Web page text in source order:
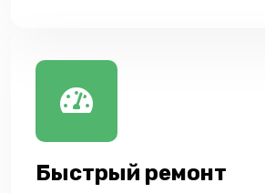
Быстрый ремонт